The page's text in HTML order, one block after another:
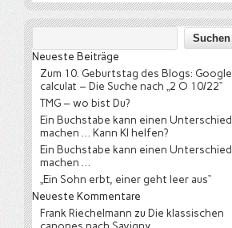
Neueste Beiträge
Zum 10. Geburtstag des Blogs: Google
calculat – Die Suche nach „2 O 10/22“
TMG – wo bist Du?
Ein Buchstabe kann einen Unterschied
machen … Kann KI helfen?
Ein Buchstabe kann einen Unterschied
machen …
„Ein Sohn erbt, einer geht leer aus“
Neueste Kommentare
Frank Riechelmann zu Die klassischen